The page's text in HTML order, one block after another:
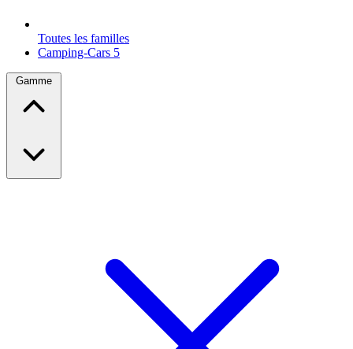
Toutes les familles
Camping-Cars 5
Gamme